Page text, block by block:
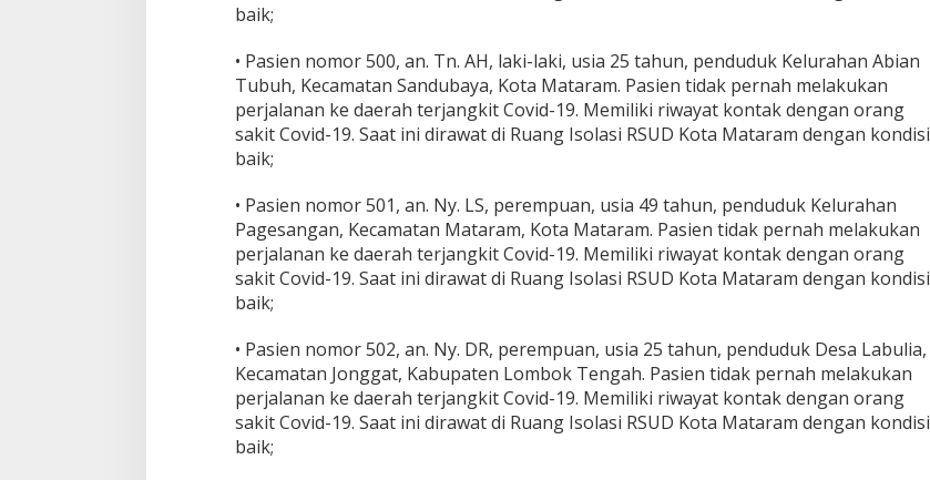
baik;
• Pasien nomor 500, an. Tn. AH, laki-laki, usia 25 tahun, penduduk Kelurahan Abian
Tubuh, Kecamatan Sandubaya, Kota Mataram. Pasien tidak pernah melakukan
perjalanan ke daerah terjangkit Covid-19. Memiliki riwayat kontak dengan orang
sakit Covid-19. Saat ini dirawat di Ruang Isolasi RSUD Kota Mataram dengan kondisi
baik;
• Pasien nomor 501, an. Ny. LS, perempuan, usia 49 tahun, penduduk Kelurahan
Pagesangan, Kecamatan Mataram, Kota Mataram. Pasien tidak pernah melakukan
perjalanan ke daerah terjangkit Covid-19. Memiliki riwayat kontak dengan orang
sakit Covid-19. Saat ini dirawat di Ruang Isolasi RSUD Kota Mataram dengan kondisi
baik;
• Pasien nomor 502, an. Ny. DR, perempuan, usia 25 tahun, penduduk Desa Labulia,
Kecamatan Jonggat, Kabupaten Lombok Tengah. Pasien tidak pernah melakukan
perjalanan ke daerah terjangkit Covid-19. Memiliki riwayat kontak dengan orang
sakit Covid-19. Saat ini dirawat di Ruang Isolasi RSUD Kota Mataram dengan kondisi
baik;